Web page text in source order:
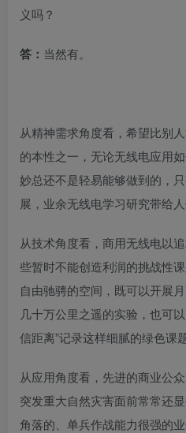
义吗？
答： 当然有。
从精神需求角度看，希望比别
的本性之一，无论无线电应用
妙总还不是轻易能够做到的，
展，业余无线电学习研究带给
从技术角度看，商用无线电以
些暂时不能创造利润的挑战性
自由驰骋的空间，既可以开展
几十万公里之遥的实验，也可
信距离”记录这样细腻的绿色课题
从应用角度看，先进的商业公
突发重大自然灾害面前常常还
角落的、单兵作战能力很强的